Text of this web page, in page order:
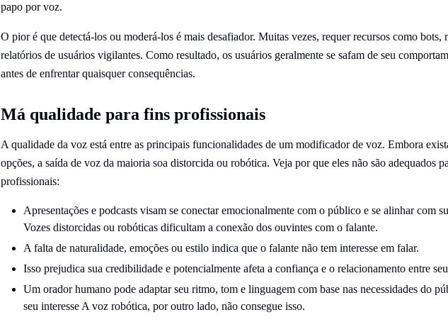
papo por voz.
O pior é que detectá-los ou moderá-los é mais desafiador. Muitas vezes, requer recursos como bots,
relatórios de usuários vigilantes. Como resultado, os usuários geralmente se safam de seu
antes de enfrentar quaisquer consequências.
Má qualidade para fins profissionais
A qualidade da voz está entre as principais funcionalidades de um modificador de voz. Embora
opções, a saída de voz da maioria soa distorcida ou robótica. Veja por que eles não são adequados
profissionais:
Apresentações e podcasts visam se conectar emocionalmente com o público e se alinhar com
Vozes distorcidas ou robóticas dificultam a conexão dos ouvintes com o falante.
A falta de naturalidade, emoções ou estilo indica que o falante não tem interesse em falar.
Isso prejudica sua credibilidade e potencialmente afeta a confiança e o relacionamento entre
Um orador humano pode adaptar seu ritmo, tom e linguagem com base nas necessidades do
seu interesse A voz robótica, por outro lado, não consegue isso.